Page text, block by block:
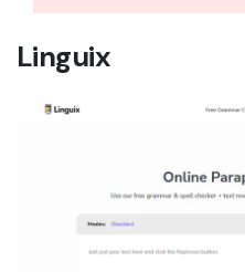
Linguix